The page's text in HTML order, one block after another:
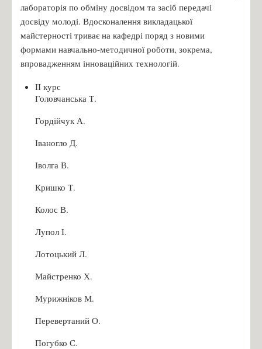
лабораторія по обміну досвідом та засіб передачі
досвіду молоді. Вдосконалення викладацької
майстерності триває на кафедрі поряд з новими
формами навчально-методичної роботи, зокрема,
впровадженням інноваційних технологій.
ІІ курс
Головчанська Т.
Гордійчук А.
Іваногло Д.
Іволга В.
Кришко Т.
Колос В.
Лупол І.
Лотоцький Л.
Майстренко Х.
Мурижніков М.
Перевертаний О.
Погубко С.